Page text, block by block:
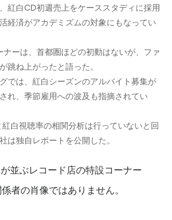
紅白CD初週売上をケーススタディに採用
経済がアカデミズムの対象にもなってい
ーは、首都圏ほどの初動はないが、ファ
跳ね上がったと語った。
では、紅白シーズンのアルバイト募集が
れ、季節雇用への波及も指摘されてい
白視聴率の相関分析は行っていないと回
は独自レポートを公開した。
者の肖像ではありません。